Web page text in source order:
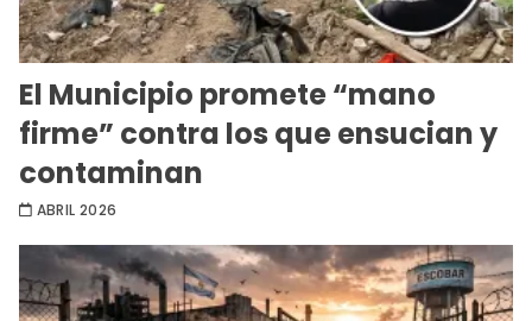
El Municipio promete “mano
firme” contra los que ensucian y
contaminan
ABRIL 2026